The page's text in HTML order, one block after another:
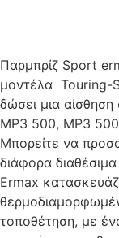
Παρμπρίζ Sport
μοντέλα Touring-
δώσει μια
MP3 500, MP3
Μπορείτε να
διάφορα
Ermax
τοποθέτηση, με